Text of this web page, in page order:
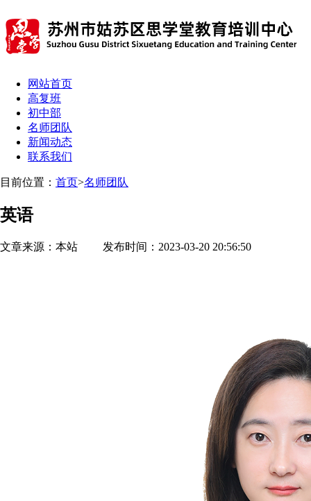
网站首页
高复班
初中部
名师团队
新闻动态
联系我们
目前位置： 首页>名师团队
英语
文章来源：本站 发布时间：2023-03-20 20:56:50